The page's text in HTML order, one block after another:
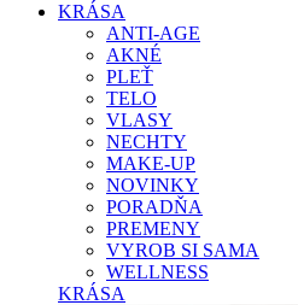
KRÁSA
ANTI-AGE
AKNÉ
PLEŤ
TELO
VLASY
NECHTY
MAKE-UP
NOVINKY
PORADŇA
PREMENY
VYROB SI SAMA
WELLNESS
KRÁSA